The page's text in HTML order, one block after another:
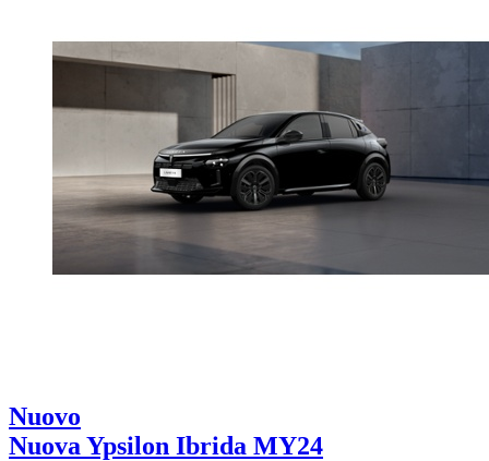
Nuovo
Nuova Ypsilon Ibrida MY24